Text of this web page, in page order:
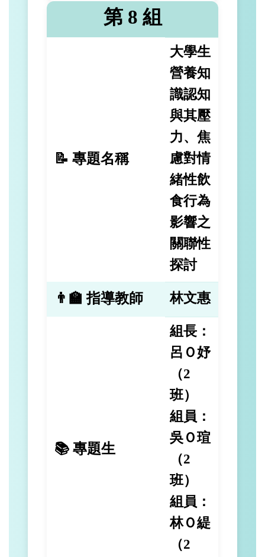
第 8 組
📝 專題名稱
大學生
營養知
識認知
與其壓
力、焦
慮對情
緒性飲
食行為
影響之
關聯性
探討
👨‍🏫 指導教師 林文惠
📚 專題生
組長：
呂Ｏ妤
（2
班）
組員：
吳Ｏ瑄
（2
班）
組員：
林Ｏ緹
（2